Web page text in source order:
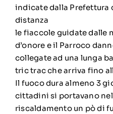
indicate dalla Prefettura
distanza
le fiaccole guidate dalle
d’onore e il Parroco
collegate ad una lunga
tric trac che arriva fino
Il fuoco dura almeno 3
cittadini si portavano
riscaldamento un pò di